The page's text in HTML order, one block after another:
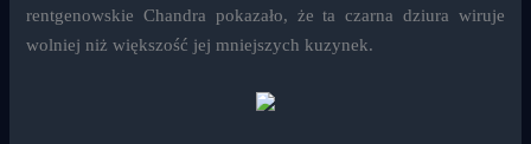
rentgenowskie Chandra pokazało, że ta czarna dziura wiruje
wolniej niż większość jej mniejszych kuzynek.